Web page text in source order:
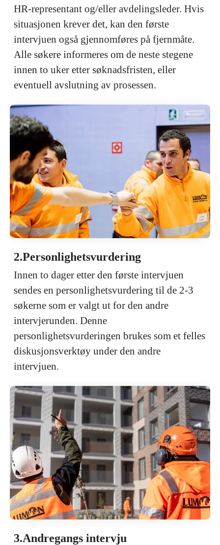
HR-representant og/eller avdelingsleder. Hvis
situasjonen krever det, kan den første
intervjuen også gjennomføres på fjernmåte.
Alle søkere informeres om de neste stegene
innen to uker etter søknadsfristen, eller
eventuell avslutning av prosessen.
2.Personlighetsvurdering
Innen to dager etter den første intervjuen
sendes en personlighetsvurdering til de 2-3
søkerne som er valgt ut for den andre
intervjerunden. Denne
personlighetsvurderingen brukes som et felles
diskusjonsverktøy under den andre
intervjuen.
3.Andregangs intervju